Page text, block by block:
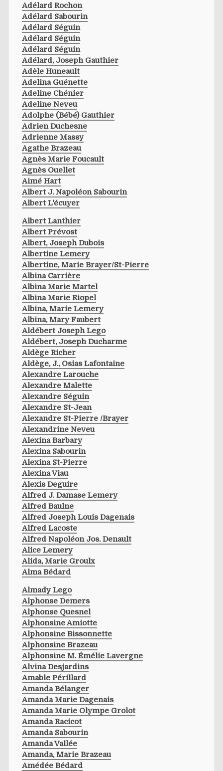
Adélard Rochon
Adélard Sabourin
Adélard Séguin
Adélard Séguin
Adélard Séguin
Adélard, Joseph Gauthier
Adèle Huneault
Adelina Guénette
Adeline Chénier
Adeline Neveu
Adolphe (bébé) Gauthier
Adrien Duchesne
Adrienne Massy
Agathe Brazeau
Agnès Marie Foucault
Agnès Ouellet
Aimé Hart
Albert J. Napoléon Sabourin
Albert L'écuyer
Albert Lanthier
Albert Prévost
Albert, Joseph Dubois
Albertine Lemery
Albertine, Marie Brayer/st-Pierre
Albina Carrière
Albina Marie Martel
Albina Marie Riopel
Albina, Marie Lemery
Albina, Mary Faubert
Aldébert Joseph Lego
Aldébert, Joseph Ducharme
Aldège Richer
Aldège, J., Osias Lafontaine
Alexandre Larouche
Alexandre Malette
Alexandre Séguin
Alexandre St-Jean
Alexandre St-Pierre /brayer
Alexandrine Neveu
Alexina Barbary
Alexina Sabourin
Alexina St-Pierre
Alexina Viau
Alexis Deguire
Alfred J. Damase Lemery
Alfred Baulne
Alfred Joseph Louis Dagenais
Alfred Lacoste
Alfred Napoléon Jos. Denault
Alice Lemery
Alida, Marie Groulx
Alma Bédard
Almady Lego
Alphonse Demers
Alphonse Quesnel
Alphonsine Amiotte
Alphonsine Bissonnette
Alphonsine Brazeau
Alphonsine M. Émélie Lavergne
Alvina Desjardins
Amable Périllard
Amanda Bélanger
Amanda Marie Dagenais
Amanda Marie Olympe Grolot
Amanda Racicot
Amanda Sabourin
Amanda Vallée
Amanda, Marie Brazeau
Amédée Bédard